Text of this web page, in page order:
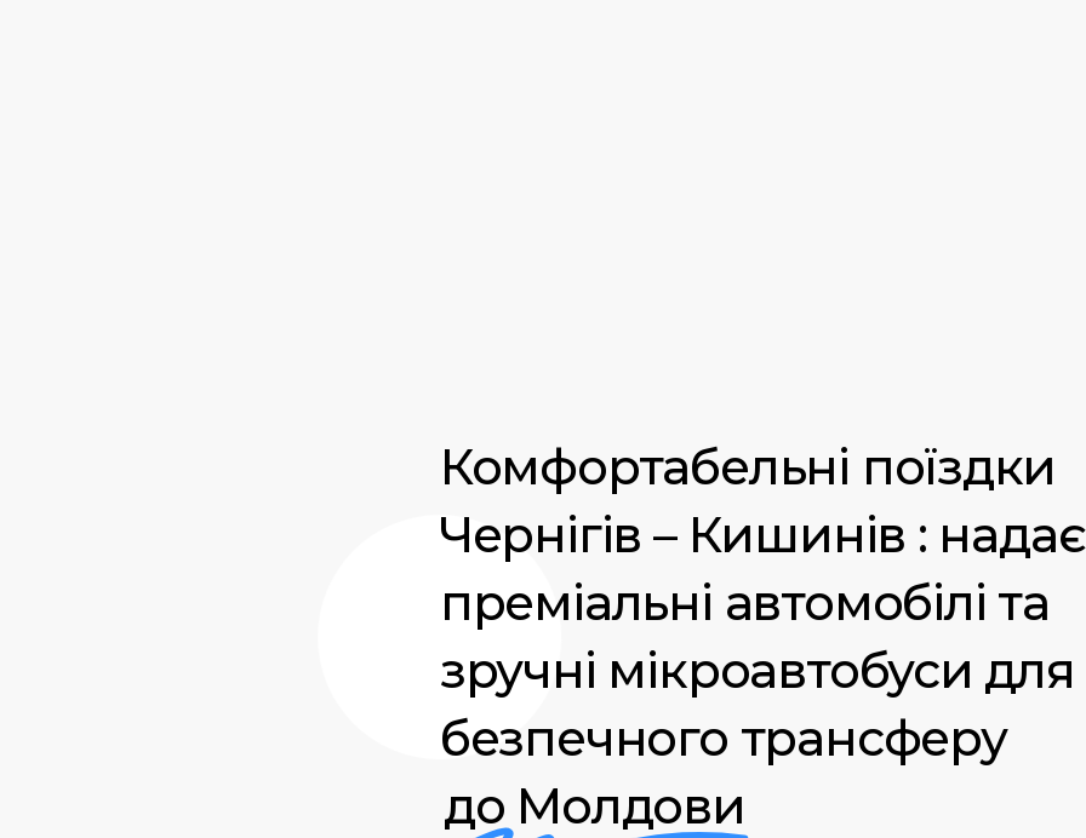
Комфортабельні поїздки
Чернігів – Кишинів :
преміальні автомобілі та
зручні мікроавтобуси для
безпечного трансферу
до Молдови